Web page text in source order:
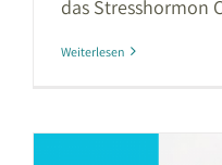
das Stresshormon
Weiterlesen